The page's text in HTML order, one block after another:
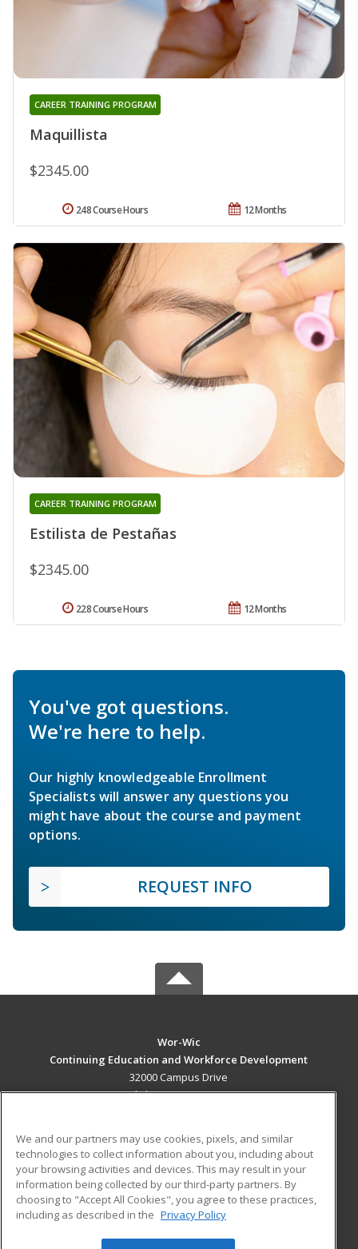
Maquillista
CAREER TRAINING PROGRAM
$2345.00
12 Months
248 Course Hours
Estilista de Pestañas
CAREER TRAINING PROGRAM
$2345.00
12 Months
228 Course Hours
You've got questions.
We're here to help.
Our highly knowledgeable Enrollment
Specialists will answer any questions you
might have about the course and payment
options.
REQUEST INFO
Wor-Wic
Continuing Education and Workforce Development
32000 Campus Drive
Salisbury, MD 21804 US
Career Training
ADDITIONAL RESOURCES
Military
Help
Student Blog
We and our partners may use cookies, pixels, and similar
technologies to collect information about you, including about
your browsing activities and devices. This may result in your
information being collected by our third-party partners. By
choosing to "Accept All Cookies", you agree to these practices,
including as described in the Privacy Policy